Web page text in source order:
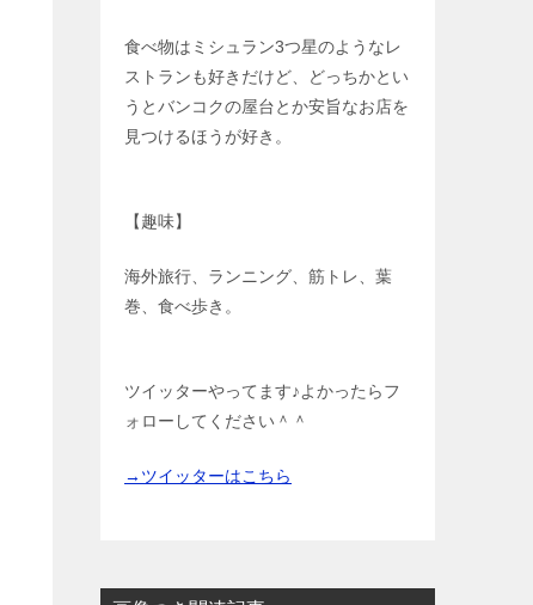
食べ物はミシュラン3つ星のようなレ
ストランも好きだけど、どっちかとい
うとバンコクの屋台とか安旨なお店を
見つけるほうが好き。
【趣味】
海外旅行、ランニング、筋トレ、葉
巻、食べ歩き。
ツイッターやってます♪よかったらフ
ォローしてください＾＾
→ツイッターはこちら